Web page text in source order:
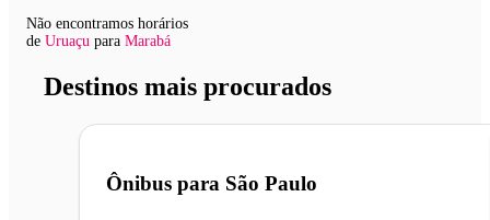
Não encontramos horários
de Uruaçu para Marabá
Destinos mais procurados
Ônibus para São Paulo